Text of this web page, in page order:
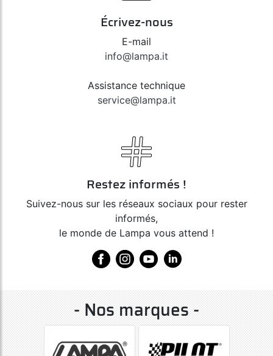
Écrivez-nous
E-mail
info@lampa.it
Assistance technique
service@lampa.it
Restez informés !
Suivez-nous sur les réseaux sociaux pour rester
informés,
le monde de Lampa vous attend !
- Nos marques -